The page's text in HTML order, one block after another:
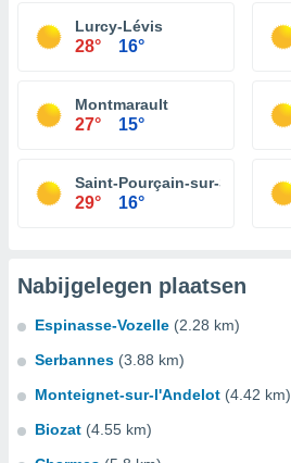
Lurcy-Lévis
28° 16°
Montmarault
27° 15°
Saint-Pourçain-sur-Sioule
29° 16°
Nabijgelegen plaatsen
Espinasse-Vozelle (2.28 km)
Serbannes (3.88 km)
Monteignet-sur-l'Andelot (4.42 km)
Biozat (4.55 km)